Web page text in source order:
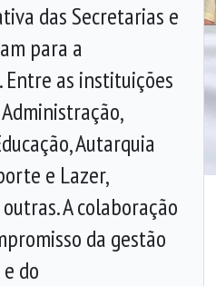
das Secretarias e
para a
Entre as instituições
Autarquia
e Lazer,
A colaboração
da gestão
do